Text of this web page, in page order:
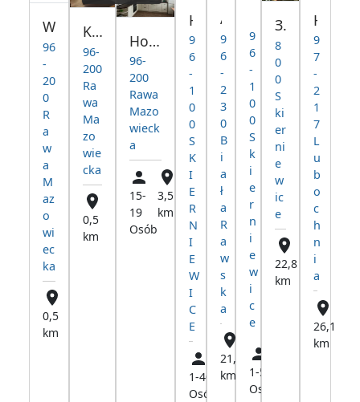
96
-
20
0
R
a
w
a
M
az
o
wi
ec
ka
0,5
km
Kwatery Pracownicze Rawa Mazowiecka Hostel
96-
200
Ra
wa
Ma
zo
wie
cka
0,5
km
Hostel do wynajęcia Kwatery Pracownicze Rawa Mazowiecka
96-
200
Rawa
Mazo
wieck
a
15-
19
Osób
3,5
km
9
6
-
1
0
0
S
K
I
E
R
N
I
E
W
I
C
E
1-40
Osób
20,9
9
6
-
2
3
0
B
i
a
ł
a
R
a
w
s
k
a
21,1
km
Hostel
9
6
-
1
0
0
S
k
i
e
r
n
i
e
w
i
c
e
1-5
Osób
Здам квартиру 2 кімнати + санвузол
8
0
0
S
ki
er
ni
e
w
ic
e
22,8
km
9
7
-
2
1
7
L
u
b
o
c
h
n
i
a
26,1
km